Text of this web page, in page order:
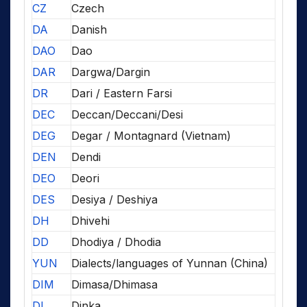
CZ
Czech
DA
Danish
DAO
Dao
DAR
Dargwa/Dargin
DR
Dari / Eastern Farsi
DEC
Deccan/Deccani/Desi
DEG
Degar / Montagnard (Vietnam)
DEN
Dendi
DEO
Deori
DES
Desiya / Deshiya
DH
Dhivehi
DD
Dhodiya / Dhodia
YUN
Dialects/languages of Yunnan (China)
DIM
Dimasa/Dhimasa